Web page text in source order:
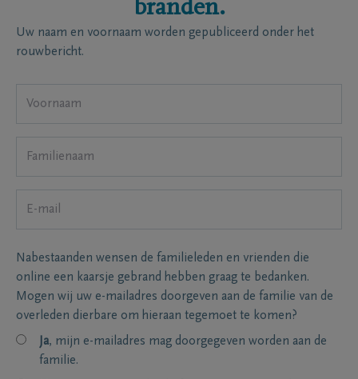
branden.
Uw naam en voornaam worden gepubliceerd onder het
rouwbericht.
Nabestaanden wensen de familieleden en vrienden die
online een kaarsje gebrand hebben graag te bedanken.
Mogen wij uw e-mailadres doorgeven aan de familie van de
overleden dierbare om hieraan tegemoet te komen?
Ja, mijn e-mailadres mag doorgegeven worden aan de
familie.